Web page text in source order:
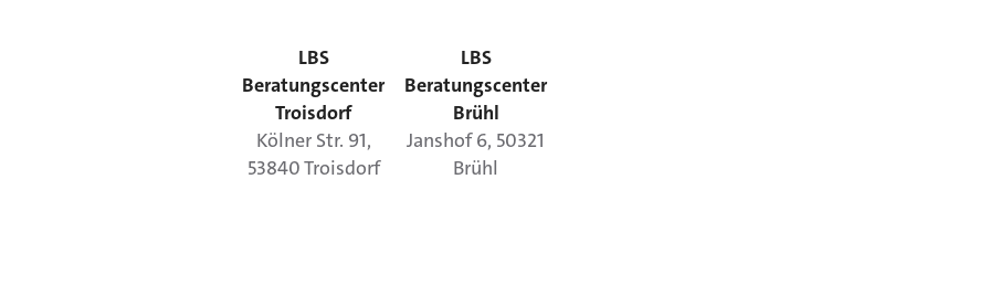
LBS
Beratungscenter
Troisdorf
Kölner Str. 91,
53840Troisdorf
LBS
Beratungscenter
Brühl
Janshof6, 50321
Brühl